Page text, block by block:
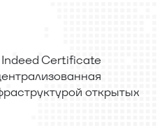
Certificate
открытых